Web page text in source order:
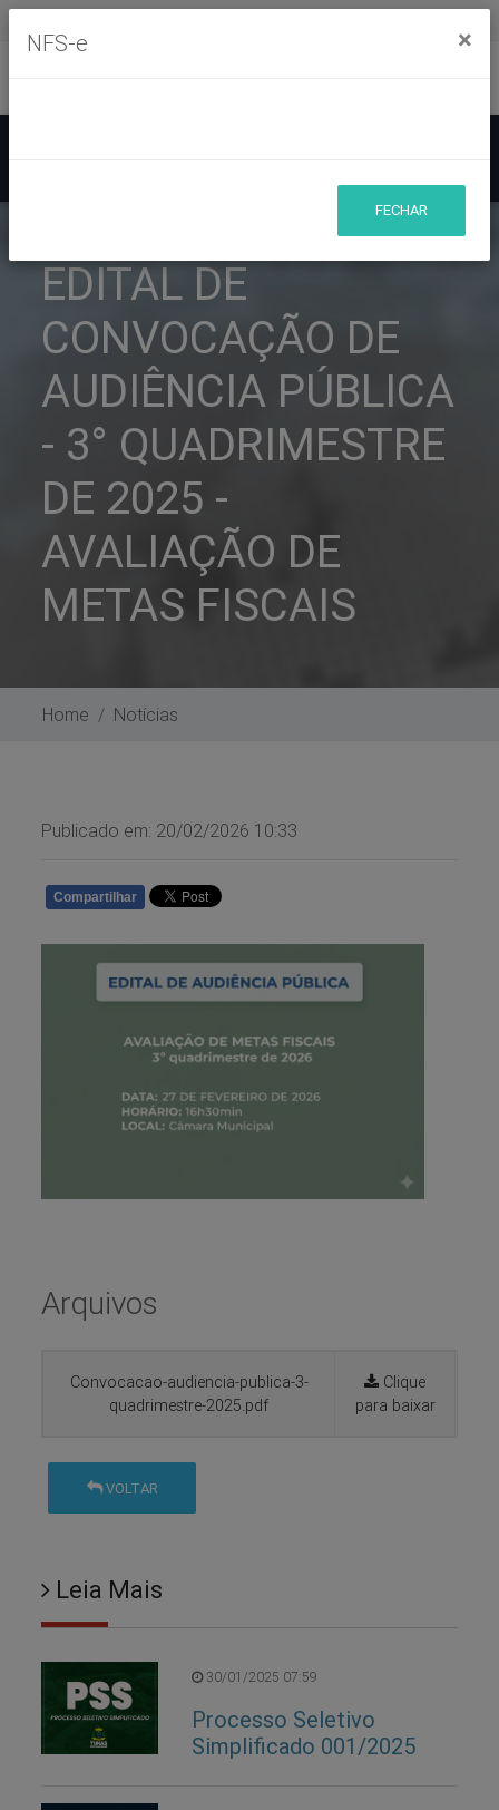
EDITAL DE
CONVOCAÇÃO DE
AUDIÊNCIA PÚBLICA
- 3° QUADRIMESTRE
DE 2025 -
AVALIAÇÃO DE
METAS FISCAIS
Home Notícias
Publicado em: 20/02/2026 10:33
Compartilhar
Arquivos
Convocacao-audiencia-publica-3-
quadrimestre-2025.pdf
Clique
para baixar
VOLTAR
Leia Mais
30/01/2025 07:59
Processo Seletivo
Simplificado 001/2025
NFS-e ×
FECHAR